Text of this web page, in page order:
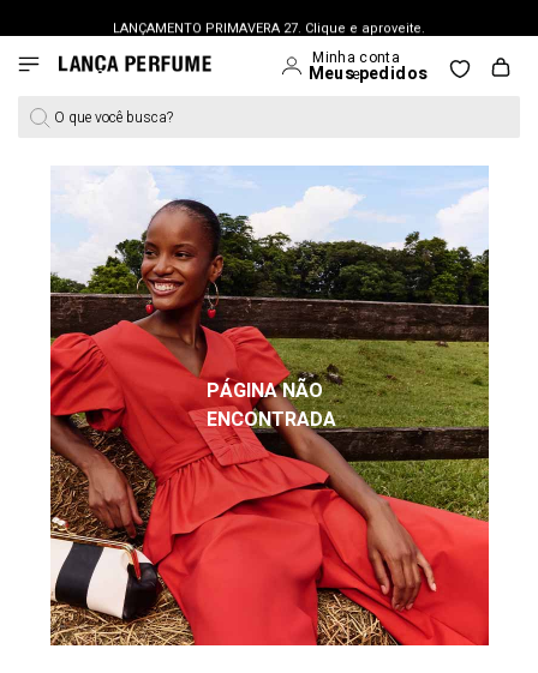
LANÇAMENTO PRIMAVERA 27. Clique e aproveite.
O que você busca?
PÁGINA NÃO
ENCONTRADA